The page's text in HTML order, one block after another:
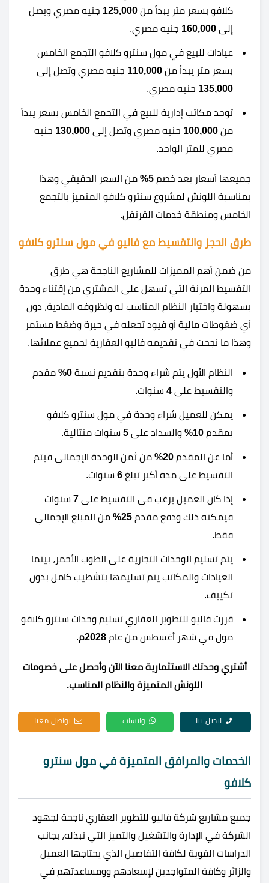
كلافو بسعر متر يبدأ من 125,000 جنيه مصري ويصل
إلى 160,000 جنيه مصري.
عيادات للبيع في مول سنترو كلافو التجمع الخامس
بسعر متر يبدأ من 110,000 جنيه مصري وتصل إلى
135,000 جنيه مصري.
توجد مكاتب إدارية للبيع في التجمع الخامس بسعر يبدأ
من 100,000 جنيه مصري وتصل إلى 130,000 جنيه
مصري للمتر الواحد.
جميعها أسعار بعد خصم 5%
من السعر الحقيقي وهذا
بمناسبة اللونش لمشروع سنترو كلافو المتميز بالتجمع
الخامس ومنطقة خدمات القرنفل.
طرق الحجز والتقسيط مع فاليو في مول سنترو كلافو
من ضمن أهم المميزات للمشاريع الناجحة هي طرق
التقسيط المرنة التي تسهل على المشتري من إقتناء وحدة
بسهولة واختيار النظام المناسب له ولظروفه المادية، دون
أي ضغوطات مالية أو قيود تجعله في حيرة وضغط مستمر
وهذا ما نجحت في تقديمه فاليو العقارية لجميع عملائها.
النظام الأول يتم شراء وحدة بتقديم نسبة 0%
مقدم
والتقسيط على 4 سنوات.
يمكن للعميل شراء وحدة في مول سنترو كلافو
بمقدم 10% والسداد على 5 سنوات متتالية.
أما عن المقدم
من ثمن الوحدة الإجمالي فيتم
التقسيط على مدة أكبر تبلغ 6 سنوات.
إذا كان العميل يرغب في التقسيط على 7 سنوات
فيمكنه ذلك ودفع مقدم 25%
من المبلغ الإجمالي
فقط.
يتم تسليم الوحدات التجارية على الطوب الأحمر، بينما
العيادات والمكاتب يتم تسليمها بتشطيب كامل بدون
تكييف.
قررت فاليو للتطوير العقاري تسليم وحدات سنترو كلافو
مول في شهر أغسطس من عام 2028م .
أشتري وحدتك الاستثمارية معنا الآن وأحصل على خصومات
اللونش المتميزة والنظام المناسب.
اتصل بنا واتساب تواصل معنا
الخدمات والمرافق المتميزة في مول سنترو
كلافو
جميع مشاريع شركة فاليو للتطوير العقاري ناجحة لجهود
الشركة في الإدارة والتشغيل والتميز التي تبذله، بجانب
الدراسات القوية لكافة التفاصيل الذي يحتاجها العميل
والزائر وكافة المتواجدين لإسعادهم وومساعدتهم في